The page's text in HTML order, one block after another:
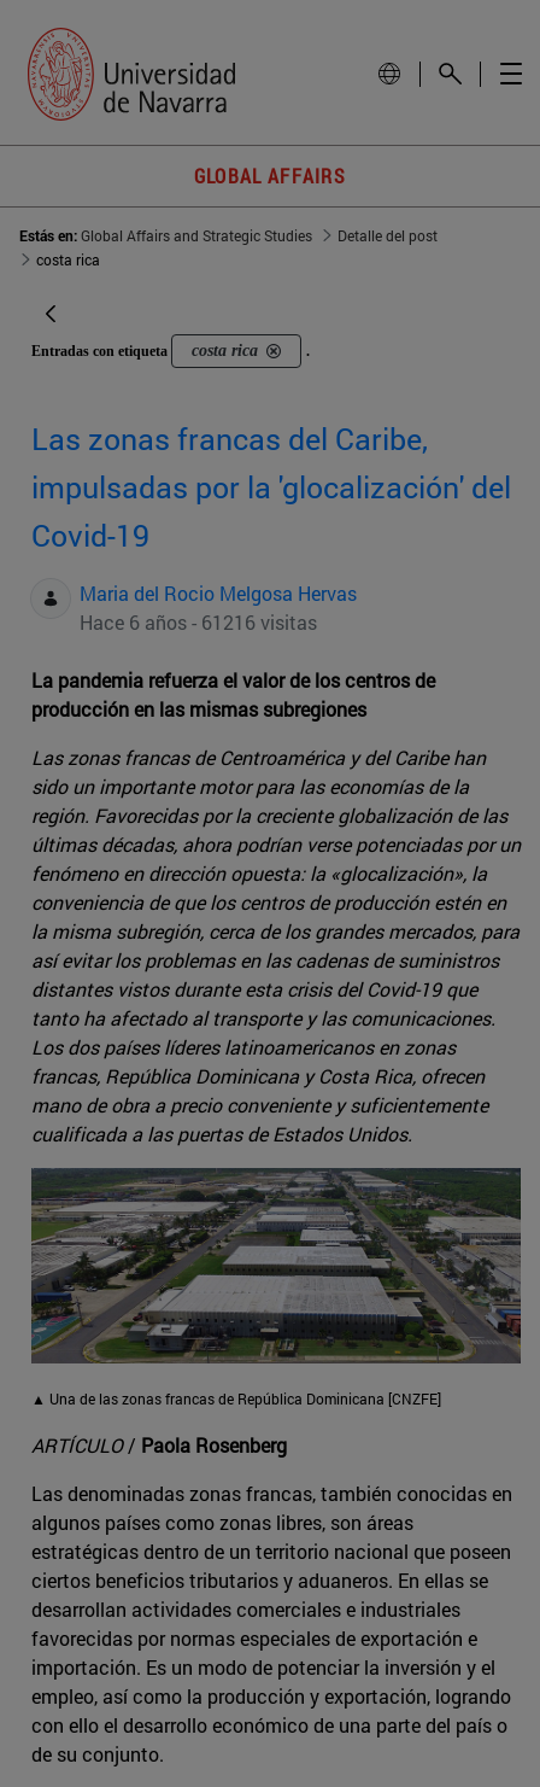
GLOBAL AFFAIRS
Estás en:Global Affairs and Strategic Studies
Detalle del post
costa rica
Entradas con etiqueta costa rica .
Las zonas francas del Caribe,
impulsadas por la 'glocalización' del
Covid-19
Maria del Rocio Melgosa Hervas
Hace 6 años - 61216 visitas
La pandemia refuerza el valor de los centros de
producción en las mismas subregiones
Las zonas francas de Centroamérica y del Caribe han
sido un importante motor para las economías de la
región. Favorecidas por la creciente globalización de las
últimas décadas, ahora podrían verse potenciadas por un
fenómeno en dirección opuesta: la «glocalización», la
conveniencia de que los centros de producción estén en
la misma subregión, cerca de los grandes mercados, para
así evitar los problemas en las cadenas de suministros
distantes vistos durante esta crisis del Covid-19 que
tanto ha afectado al transporte y las comunicaciones.
Los dos países líderes latinoamericanos en zonas
francas, República Dominicana y Costa Rica, ofrecen
mano de obra a precio conveniente y suficientemente
cualificada a las puertas de Estados Unidos.
▲ Una de las zonas francas de República Dominicana [CNZFE]
ARTÍCULO/ Paola Rosenberg
Las denominadas zonas francas, también conocidas en
algunos países como zonas libres, son áreas
estratégicas dentro de un territorio nacional que poseen
ciertos beneficios tributarios y aduaneros. En ellas se
desarrollan actividades comerciales e industriales
favorecidas por normas especiales de exportación e
importación. Es un modo de potenciar la inversión y el
empleo, así como la producción y exportación, logrando
con ello el desarrollo económico de una parte del país o
de su conjunto.